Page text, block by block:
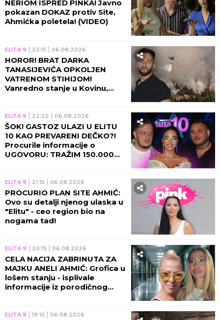
NERIOM ISPRED PINKA! Javno
pokazan DOKAZ protiv Site,
Ahmićka poletela! (VIDEO)
ELITA 9 23:15 06.08.2026
HOROR! BRAT DARKA
TANASIJEVIĆA OPKOLJEN
VATRENOM STIHIJOM!
Vanredno stanje u Kovinu,
ELITA 9 22:22 06.08.2026
ŠOK! GASTOZ ULAZI U ELITU
10 KAO PREVARENI DEČKO?!
Procurile informacije o
UGOVORU: TRAŽIM 150.000
ELITA 9 21:15 06.08.2026
PROCURIO PLAN SITE AHMIĆ:
Ovo su detalji njenog ulaska u
"Elitu" - ceo region bio na
nogama tad!
ELITA 9 20:15 06.08.2026
CELA NACIJA ZABRINUTA ZA
MAJKU ANELI AHMIĆ: Grofica u
lošem stanju - isplivale
informacije iz porodičnog
ELITA 9 19:15 06.08.2026